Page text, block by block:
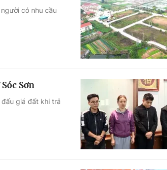
có nhu cầu
Sơn
giá đất khi trả